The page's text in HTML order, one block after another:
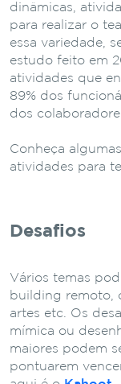
dinâmicas,
para realizar o
essa variedade,
estudo feito em
atividades que
89% dos
dos
Conheça
atividades para
Desafios
Vários temas
building remoto,
artes etc. Os
mímica ou
maiores podem
pontuarem